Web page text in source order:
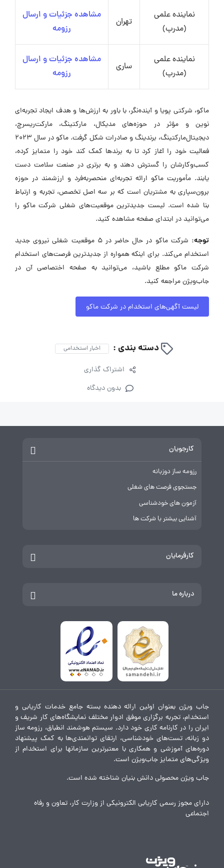
نماینده علمی
(مدرپ)
تهران
مشاهده جزئیات و ارسال
رزومه
نماینده علمی
(مدرپ)
ساری
مشاهده جزئیات و ارسال
رزومه
ماکو، شرکتی پویا و آینده‌نگر، با باور به ارزش‌ها و هدف ایجاد تجربه‌ای
نوین و مؤثر در حوزه‌های مدیکال، مارکتینگ، مارکت‌ریسرچ،
دیجیتال‌مارکتینگ، برندینگ و صادرات شکل گرفت. ماکو در سال 2023
فعالیت خود را آغاز کرد تا به برندها کمک کند خود را متمایز کرده،
کسب‌وکارشان را گسترش دهند و به برتری در صنعت سلامت دست
یابند. مأموریت ماکو ارائه تجربه‌ای منحصربه‌فرد و ارزشمند در حوزه
برون‌سپاری به مشتریان است که بر سه اصل تخصص، تجربه و ارتباط
بنا شده است. لیست جدیدترین موقعیت‌های شغلی شرکت ماکو را
می‌توانید در ابتدای صفحه مشاهده کنید.
توجه:
شرکت ماکو در حال حاضر در ۵ موقعیت شغلی نیروی جدید
استخدام می‌کند. برای اینکه همواره از جدیدترین فرصت‌های استخدام
شرکت ماکو مطلع باشید، می‌توانید به صفحه اختصاصی آن در
جاب‌ویژن مراجعه کنید.
لیست آگهی‌های استخدام در شرکت ماکو
دسته بندی : اخبار استخدامی
اشتراک گذاری
بدون دیدگاه
کارجویان
رزومه ساز دوزبانه
جستجوی فرصت های شغلی
آزمون های خودشناسی
آشنایی بیشتر با شرکت ها
کارفرمایان
درباره ما
جاب ویژن بعنوان اولین ارائه دهنده بسته جامع خدمات کاریابی و
استخدام، تجربه برگزاری موفق ادوار مختلف نمایشگاه‌های کار شریف و
ایران را در کارنامه کاری خود دارد. سیستم هوشمند انطباق، رزومه ساز
دو زبانه، تست‌های خودشناسی، ارتقای توانمندی‌ها به کمک پیشنهاد
دوره‌های آموزشی و همکاری با معتبرترین سازمانها برای استخدام از
ویژگی‌های متمایز جاب‌ویژن است.
جاب ویژن محصولی دانش بنیان شناخته شده است.
دارای مجوز رسمی کاریابی الکترونیکی از وزارت کار، تعاون و رفاه
اجتماعی